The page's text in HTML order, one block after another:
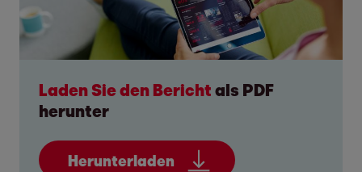
Laden Sie den Bericht als PDF
herunter
Herunterladen